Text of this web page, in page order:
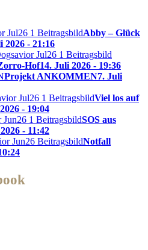
Abby – Glück
2026 - 21:16
Hof14. Juli 2026 - 19:36
Projekt ANKOMMEN7. Juli
Viel los auf
- 19:04
SOS aus
- 11:42
Notfall